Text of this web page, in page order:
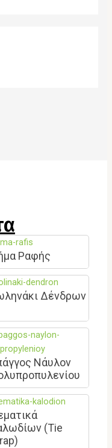
Ραφής
Δένδρων
Νάυλον
(Tie